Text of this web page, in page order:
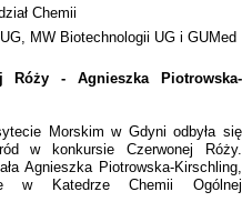
Chemii
MW Biotechnologii UG i GUMed
Róży - Agnieszka Piotrowska-
Morskim w Gdyni odbyła się
w konkursie Czerwonej Róży.
Agnieszka Piotrowska-Kirschling,
w Katedrze Chemii Ogólnej